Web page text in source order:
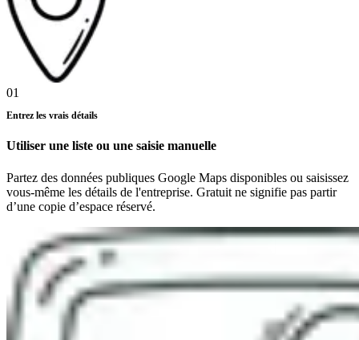
01
Entrez les vrais détails
Utiliser une liste ou une saisie manuelle
Partez des données publiques Google Maps disponibles ou saisissez
vous-même les détails de l'entreprise. Gratuit ne signifie pas partir
d’une copie d’espace réservé.